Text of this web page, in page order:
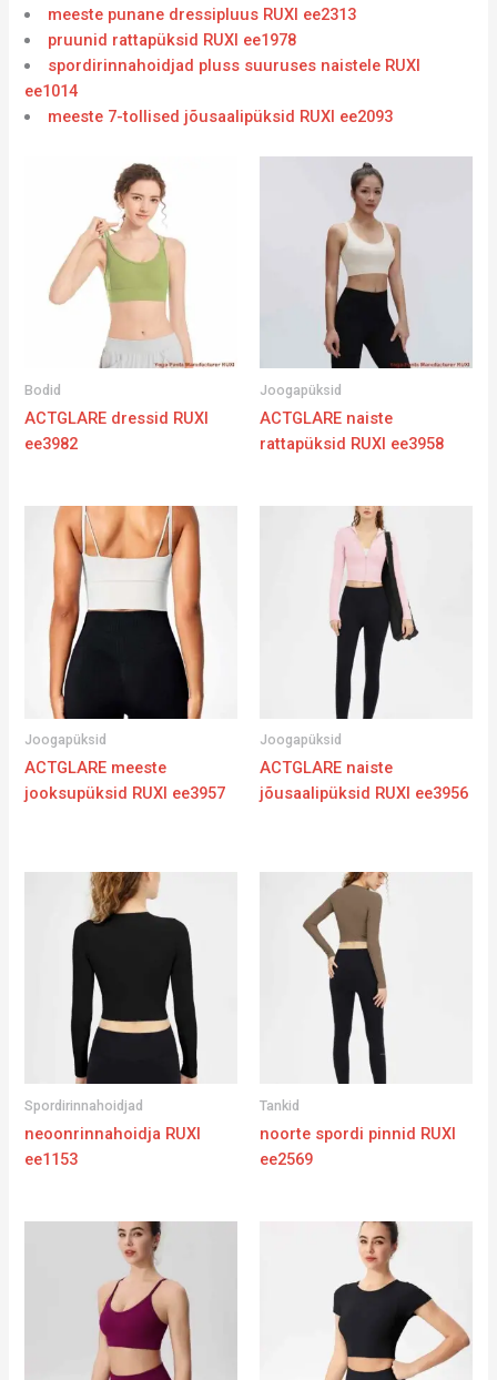
meeste punane dressipluus RUXI ee2313
pruunid rattapüksid RUXI ee1978
spordirinnahoidjad pluss suuruses naistele RUXI
ee1014
meeste 7-tollised jõusaalipüksid RUXI ee2093
Bodid
ACTGLARE dressid RUXI
ee3982
Joogapüksid
ACTGLARE naiste
rattapüksid RUXI ee3958
Joogapüksid
ACTGLARE meeste
jooksupüksid RUXI ee3957
Joogapüksid
ACTGLARE naiste
jõusaalipüksid RUXI ee3956
Spordirinnahoidjad
neoonrinnahoidja RUXI
ee1153
Tankid
noorte spordi pinnid RUXI
ee2569